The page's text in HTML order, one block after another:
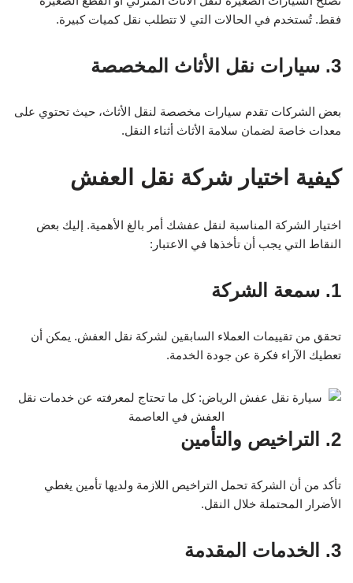
فقط. تُستخدم في الحالات التي لا تتطلب نقل كميات كبيرة.
3. سيارات نقل الأثاث المخصصة
بعض الشركات تقدم سيارات مخصصة لنقل الأثاث، حيث تحتوي على
معدات خاصة لضمان سلامة الأثاث أثناء النقل.
كيفية اختيار شركة نقل العفش
اختيار الشركة المناسبة لنقل عفشك أمر بالغ الأهمية. إليك بعض
النقاط التي يجب أن تأخذها في الاعتبار:
1. سمعة الشركة
تحقق من تقييمات العملاء السابقين لشركة نقل العفش. يمكن أن
تعطيك الآراء فكرة عن جودة الخدمة.
2. التراخيص والتأمين
تأكد من أن الشركة تحمل التراخيص اللازمة ولديها تأمين يغطي
الأضرار المحتملة خلال النقل.
3. الخدمات المقدمة